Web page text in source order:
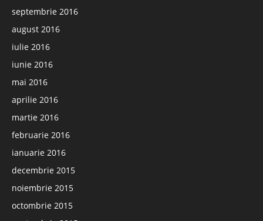
septembrie 2016
august 2016
iulie 2016
iunie 2016
mai 2016
aprilie 2016
martie 2016
februarie 2016
ianuarie 2016
decembrie 2015
noiembrie 2015
octombrie 2015